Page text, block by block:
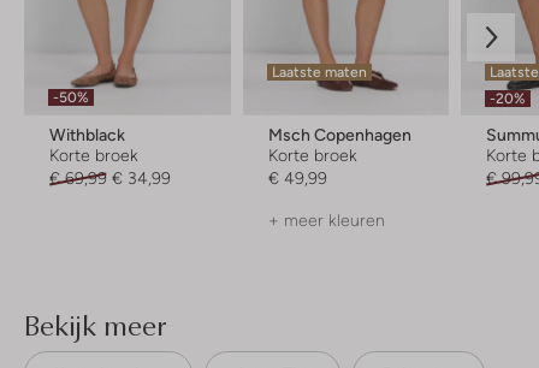
-50%
Withblack
Korte broek
€ 69,99 € 34,99
Laatste maten
Msch Copenhagen
Korte broek
€ 49,99
+ meer kleuren
-20%
Korte
€
Bekijk meer